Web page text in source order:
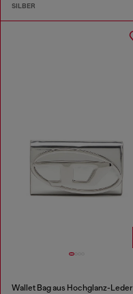
SILBER
Wallet Bag aus Hochglanz-Leder